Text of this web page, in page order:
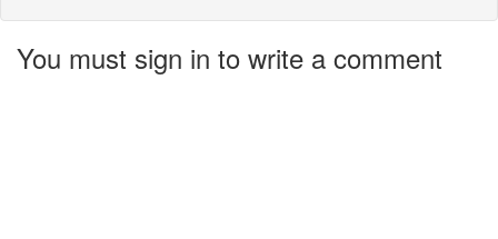
You must sign in to write a comment